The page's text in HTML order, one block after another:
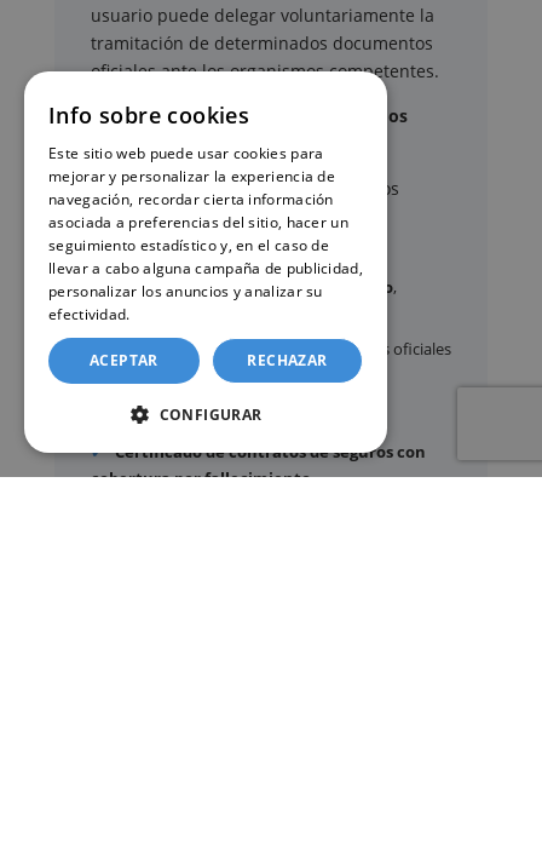
usuario puede delegar voluntariamente la
tramitación de determinados documentos
oficiales ante los organismos competentes.
Documentos y trámites que podemos
gestionar
A través de nuestro servicio, podemos
gestionar, entre otros:
Certificados y partidas denacimiento,
matrimonio
Apostilla de La Haya
de documentos oficiales
Legalización
de certificados
Certificado de Últimas Voluntades
Certificado de contratos de seguros con
cobertura por fallecimiento
Info sobre cookies
Este sitio web puede usar cookies para
mejorar y personalizar la experiencia de
navegación, recordar cierta información
asociada a preferencias del sitio, hacer un
seguimiento estadístico y, en el caso de
llevar a cabo alguna campaña de publicidad,
personalizar los anuncios y analizar su
efectividad.
ACEPTAR RECHAZAR
CONFIGURAR